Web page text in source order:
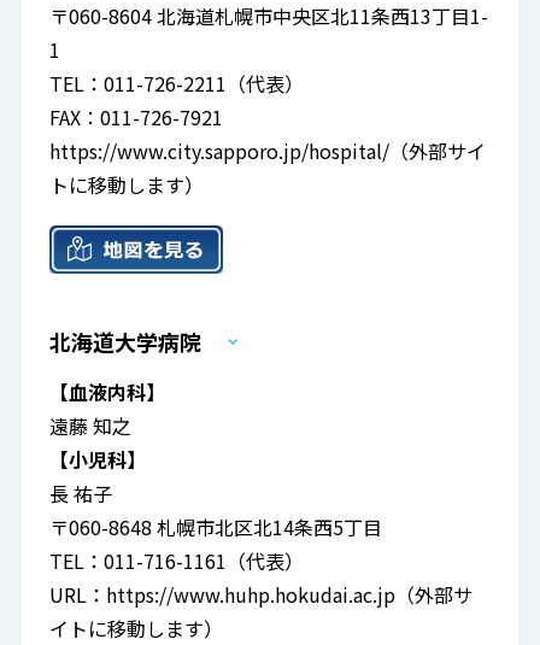
〒060-8604 北海道札幌市中央区北11条西13丁目1-
1
TEL：011-726-2211（代表）
FAX：011-726-7921
https://www.city.sapporo.jp/hospital/ （外部サイ
トに移動します）
北海道大学病院
【血液内科】
遠藤 知之
【小児科】
長 祐子
〒060-8648 札幌市北区北14条西5丁目
TEL：011-716-1161（代表）
URL： https://www.huhp.hokudai.ac.jp （外部サ
イトに移動します）